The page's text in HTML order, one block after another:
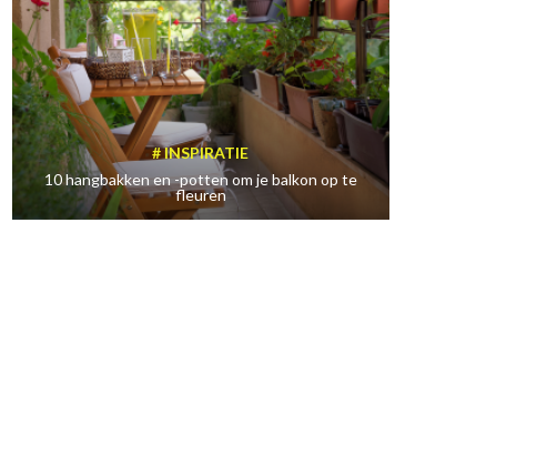
INSPIRATIE
10 hangbakken en -potten om je balkon op te
fleuren